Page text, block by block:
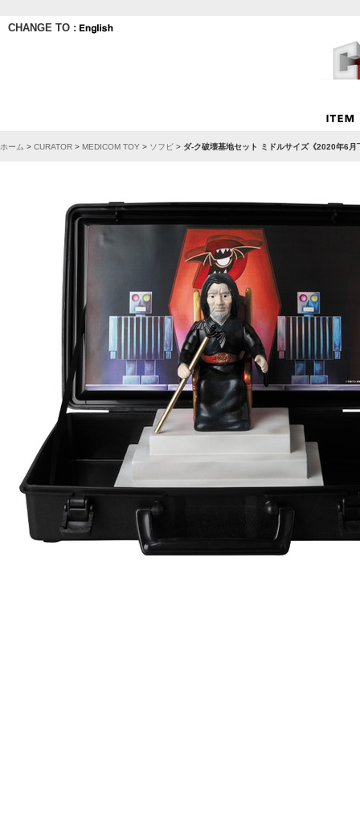
CHANGE TO :
ホーム > CURATOR > MEDICOM TOY > ソフビ > ダ-ク破壊基地セット ミドルサイズ《2020年6月